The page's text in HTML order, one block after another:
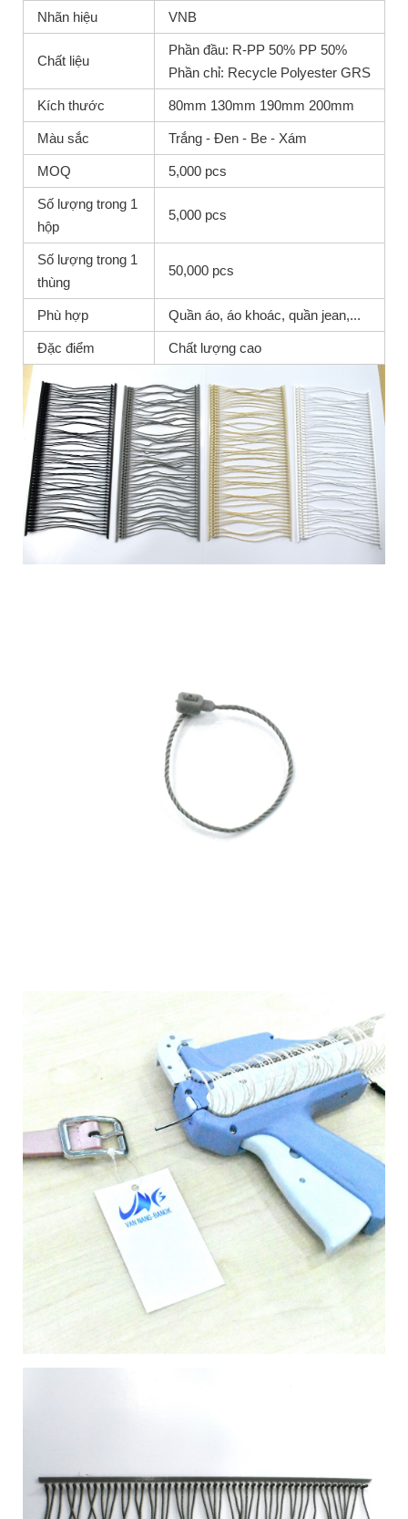
Nhãn hiệu VNB
Chất liệu
Phần đầu: R-PP 50% PP 50%
Phần chỉ: Recycle Polyester GRS
Kích thước 80mm 130mm 190mm 200mm
Màu sắc Trắng - Đen - Be - Xám
MOQ 5,000 pcs
Số lượng trong 1
hộp
5,000 pcs
Số lượng trong 1
thùng
50,000 pcs
Phù hợp Quần áo, áo khoác, quần jean,...
Đặc điểm Chất lượng cao